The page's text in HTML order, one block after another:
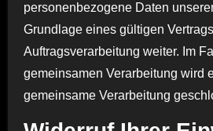
personenbezogene Daten
Grundlage eines gültigen
Auftragsverarbeitung weiter. Im
gemeinsamen Verarbeitung wird
gemeinsame Verarbeitung